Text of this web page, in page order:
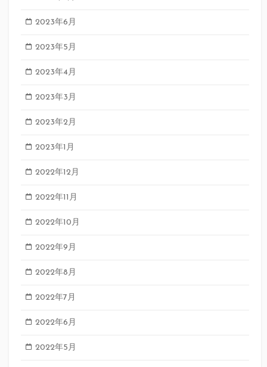
2023年6月
2023年5月
2023年4月
2023年3月
2023年2月
2023年1月
2022年12月
2022年11月
2022年10月
2022年9月
2022年8月
2022年7月
2022年6月
2022年5月